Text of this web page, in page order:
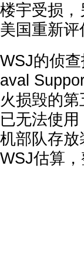
楼宇受损
美国重新
WSJ的侦
aval
火损毁的
已无法使
机部队存
WSJ估算